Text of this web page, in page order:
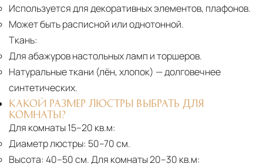
Используется для декоративных элементов, плафонов.
Может быть расписной или однотонной.
Ткань:
Для абажуров настольных ламп и торшеров.
Натуральные ткани (лён, хлопок) — долговечнее
синтетических.
КАКОЙ РАЗМЕР ЛЮСТРЫ ВЫБРАТЬ ДЛЯ
КОМНАТЫ?
Для комнаты 15–20 кв.м:
Диаметр люстры: 50–70 см.
Высота: 40–50 см. Для комнаты 20–30 кв.м: